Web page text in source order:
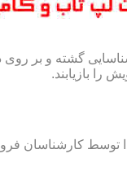
گشته و بر
را بازیابند.
توسط کارشناسان